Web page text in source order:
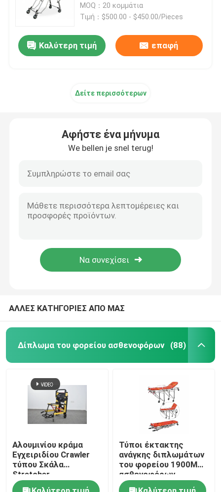
Σπίτι
Προϊόντα
Βίντεο
αργιλίου ΦΌΡΤΩΣΗΣ κινητό ICU
για το ΑΥΤΟΚΊΝΗΤΟ
MOQ：20 κομμάτια
Τιμή：$500.00 - $450.00/Pieces
Καλύτερη τιμή επαφή
Δείτε περισσότερων
Αφήστε ένα μήνυμα
We bellen je snel terug!
ΑΛΛΕΣ ΚΑΤΗΓΟΡΙΕΣ ΑΠΟ ΜΑΣ
Δίπλωμα του φορείου ασθενοφόρων (88)
Αλουμινίου κράμα
Εγχειριδίου Crawler
τύπου Σκάλα
Stretcher
αναδιπλούμενο
Τύποι έκτακτης
ανάγκης διπλωμάτων
του φορείου 1900MM
ασθενοφόρων
συσκευή πρώτων